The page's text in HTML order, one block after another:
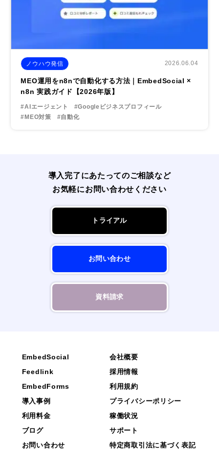
ノウハウ発信 2026.06.04
MEO運用をn8nで自動化する方法｜EmbedSocial ×
n8n 実践ガイド【2026年版】
#AIエージェント
#Googleビジネスプロフィール
#MEO対策
#自動化
導入完了にあたってのご相談など
お気軽にお問い合わせください
トライアル
お問い合わせ
資料請求
EmbedSocial
Feedlink
EmbedForms
導入事例
利用料金
ブログ
お問い合わせ
会社概要
採用情報
利用規約
プライバシーポリシー
稼働状況
サポート
特定商取引法に基づく表記